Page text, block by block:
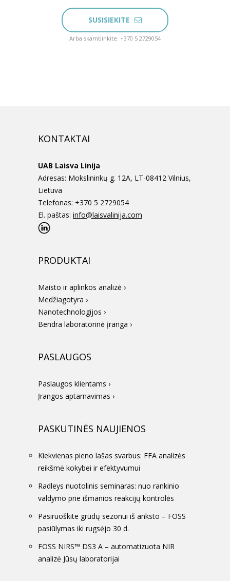
SUSISIEKITE
Arba skambinkite: +370 5 2729054
KONTAKTAI
UAB Laisva Linija
Adresas: Mokslininkų g. 12A, LT-08412 Vilnius,
Lietuva
Telefonas: +370 5 2729054
El. paštas: info@laisvalinija.com
PRODUKTAI
Maisto ir aplinkos analizė ›
Medžiagotyra ›
Nanotechnologijos ›
Bendra laboratorinė įranga ›
PASLAUGOS
Paslaugos klientams ›
Įrangos aptarnavimas ›
PASKUTINĖS NAUJIENOS
Kiekvienas pieno lašas svarbus: FFA analizės
reikšmė kokybei ir efektyvumui
Radleys nuotolinis seminaras: nuo rankinio
valdymo prie išmanios reakcijų kontrolės
Pasiruoškite grūdų sezonui iš anksto – FOSS
pasiūlymas iki rugsėjo 30 d.
FOSS NIRS™ DS3 A – automatizuota NIR
analizė Jūsų laboratorijai